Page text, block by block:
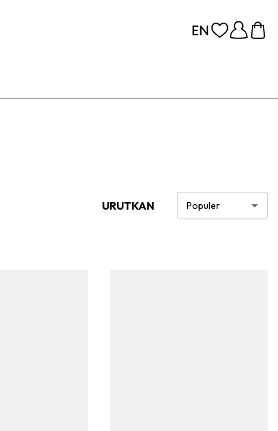
URUTKAN Populer